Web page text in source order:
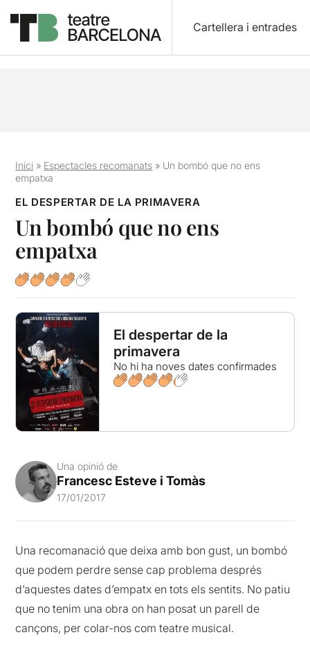
Cartellera i entrades
Inici » Espectacles recomanats » Un bombó que no ens
empatxa
EL DESPERTAR DE LA PRIMAVERA
Un bombó que no ens
empatxa
El despertar de la
primavera
No hi ha noves dates confirmades
Una opinió de
Francesc Esteve i Tomàs
17/01/2017
Una recomanació que deixa amb bon gust, un bombó
que podem perdre sense cap problema després
d’aquestes dates d’empatx en tots els sentits. No patiu
que no tenim una obra on han posat un parell de
cançons, per colar-nos com teatre musical.